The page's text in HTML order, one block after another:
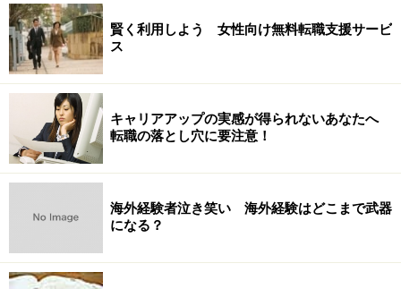
賢く利用しよう 女性向け無料転職支援サービ
ス
キャリアアップの実感が得られないあなたへ
転職の落とし穴に要注意！
海外経験者泣き笑い 海外経験はどこまで武器
になる？